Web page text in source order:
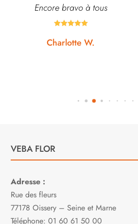
disponible pour échanger et
régulièrement et ne suis
VEBA FLOR
Adresse :
Rue des fleurs
77178 Oissery – Seine et Marne
Téléphone: 01 60 61 50 00